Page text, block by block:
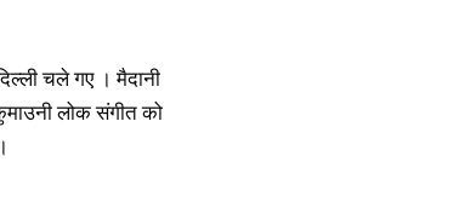
चले गए । मैदानी
लोक संगीत को